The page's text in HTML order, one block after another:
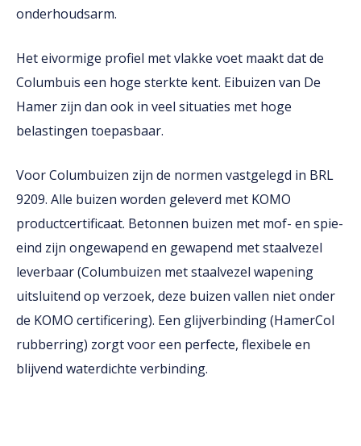
onderhoudsarm.
Het eivormige profiel met vlakke voet maakt dat de
Columbuis een hoge sterkte kent. Eibuizen van De
Hamer zijn dan ook in veel situaties met hoge
belastingen toepasbaar.
Voor Columbuizen zijn de normen vastgelegd in BRL
9209. Alle buizen worden geleverd met KOMO
productcertificaat. Betonnen buizen met mof- en spie-
eind zijn ongewapend en gewapend met staalvezel
leverbaar (Columbuizen met staalvezel wapening
uitsluitend op verzoek, deze buizen vallen niet onder
de KOMO certificering). Een glijverbinding (HamerCol
rubberring) zorgt voor een perfecte, flexibele en
blijvend waterdichte verbinding.